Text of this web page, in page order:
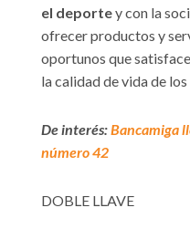
el deportey con la
ofrecer productos y
oportunos que
la calidad de vida de
De interés:Bancamiga
número 42
DOBLE LLAVE